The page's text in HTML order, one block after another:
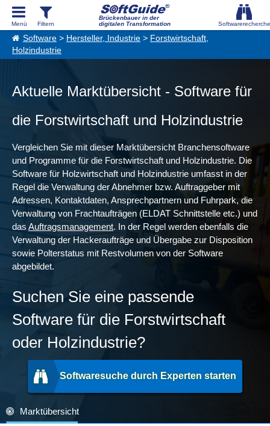
Brückenbauer in der
digitalen Transformation
Software > Hersteller, Industrie > Forstwirtschaft,
Holzindustrie
Aktuelle Marktübersicht - Software für
die Forstwirtschaft und Holzindustrie
Vergleichen Sie mit dieser Marktübersicht Branchensoftware
und Programme für die Forstwirtschaft und Holzindustrie. Die
Software für Holzwirtschaft und Holzindustrie umfasst in der
Regel die Verwaltung der Abnehmer bzw. Auftraggeber mit
Adressen, Kontaktdaten, Ansprechpartnern und Fuhrpark, die
Verwaltung von Frachtaufträgen (ELDAT Schnittstelle etc.) und
das Auftragsmanagement. In der Regel werden ebenfalls die
Verwaltung der Hackeraufträge und Übergabe zur Disposition
sowie Polterstatus mit Restvolumen von der Software
abgebildet.
Suchen Sie eine passende
Software für die Forstwirtschaft
oder Holzindustrie?
Softwaresuche durch Experten starten
Marktübersicht